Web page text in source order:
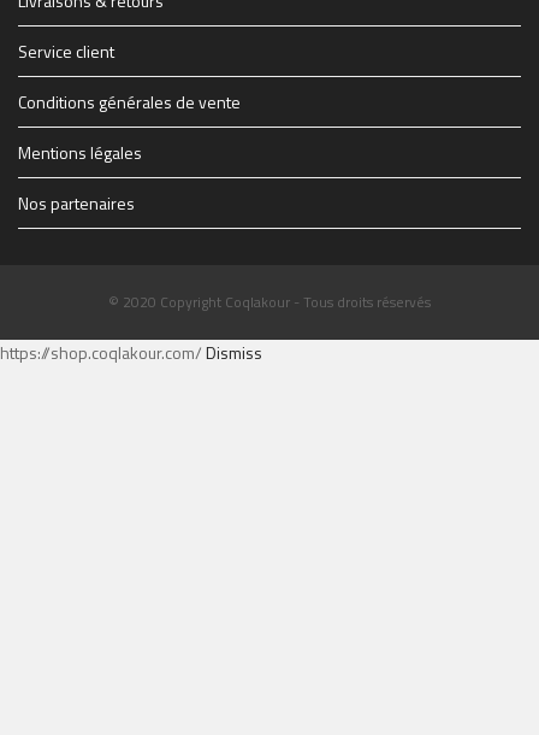
Service client
Conditions générales de vente
Mentions légales
Nos partenaires
© 2020 Copyright Coqlakour - Tous droits réservés
https://shop.coqlakour.com/Dismiss